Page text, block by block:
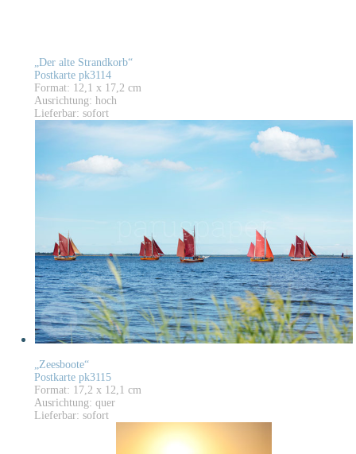
„Der alte Strandkorb“
Postkarte pk3114
Format: 12,1 x 17,2 cm
Ausrichtung: hoch
Lieferbar: sofort
„Zeesboote“
Postkarte pk3115
Format: 17,2 x 12,1 cm
Ausrichtung: quer
Lieferbar: sofort